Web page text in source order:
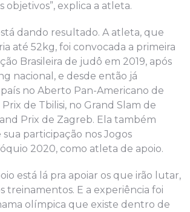
objetivos”, explica a atleta.
dando resultado. A atleta, que
até 52kg, foi convocada a primeira
Brasileira de judô em 2019, após
nacional, e desde então já
no Aberto Pan-Americano de
Prix de Tbilisi, no Grand Slam de
Prix de Zagreb. Ela também
participação nos Jogos
2020, como atleta de apoio.
está lá pra apoiar os que irão lutar,
treinamentos. E a experiência foi
olímpica que existe dentro de